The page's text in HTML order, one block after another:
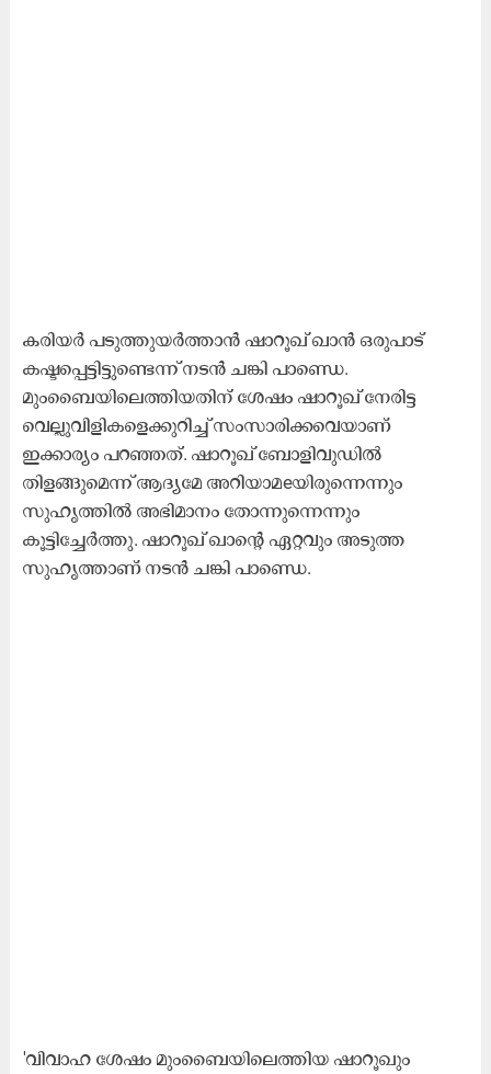
കരിയർ പടുത്തുയർത്താൻ ഷാറൂഖ് ഖാൻ ഒരുപാട്
കഷ്ടപ്പെട്ടിട്ടുണ്ടെന്ന് നടൻ ചങ്കി പാണ്ഡെ.
മുംബൈയിലെത്തിയതിന് ശേഷം ഷാറൂഖ് നേരിട്ട
വെല്ലുവിളികളെക്കുറിച്ച് സംസാരിക്കവെയാണ്
ഇക്കാര്യം പറഞ്ഞത്. ഷാറൂഖ് ബോളിവുഡിൽ
തിളങ്ങുമെന്ന് ആദ്യമേ അറിയാമeയിരുന്നെന്നും
സുഹൃത്തിൽ അഭിമാനം തോന്നുന്നെന്നും
കൂട്ടിച്ചേർത്തു. ഷാറൂഖ് ഖാന്റെ ഏറ്റവും അടുത്ത
സുഹൃത്താണ് നടൻ ചങ്കി പാണ്ഡെ.
'വിവാഹ ശേഷം മുംബൈയിലെത്തിയ ഷാറൂഖും